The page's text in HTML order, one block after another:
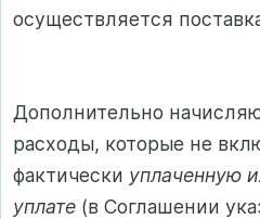
осуществляется
Дополнительно
расходы, которые не
фактически уплаченную
уплате (в Соглашении